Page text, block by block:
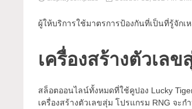
ผู้ให้บริการใช้มาตรการป้องกันที่เป็นที่รู้จัก
เครื่องสร้างตัวเลข
สล็อตออนไลน์ทั้งหมดที่ใช้คูปอง Lucky
เครื่องสร้างตัวเลขสุ่ม โปรแกรม RNG จ